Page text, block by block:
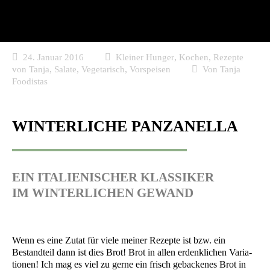
24. Januar 2016 Kleiner Hunger, Kochen, Rezepte
von Tanja, Salate, Vegetarisch, Vorspeisen Von Tanja
Foodistas
WINTERLICHE PANZANELLA
EIN ITALIENISCHER KLASSIKER
IM WINTERLICHEN GEWAND
Wenn es eine Zutat für vie­le mei­ner Rezep­te ist bzw. ein
Bestand­teil dann ist dies Brot! Brot in allen erdenk­li­chen Varia­
tio­nen! Ich mag es viel zu ger­ne ein frisch geba­cke­nes Brot in